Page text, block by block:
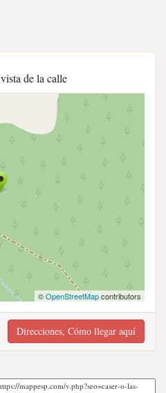
vista de la calle
©OpenStreetMapcontributors
Direcciones, Cómo llegar aquí